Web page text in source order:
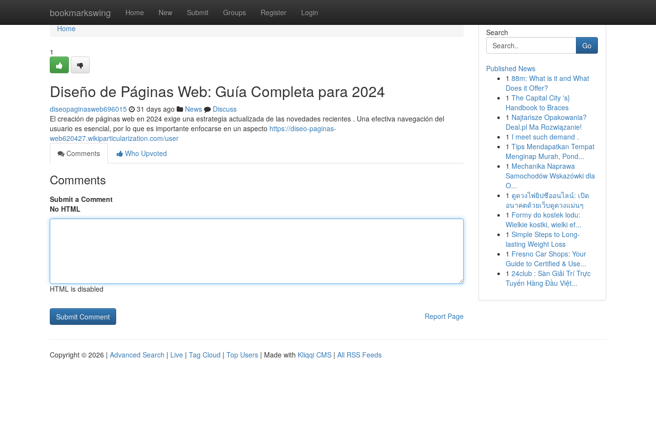
bookmarkswing Home New Submit Groups Register Login
Home
Home
1
Diseño de Páginas Web: Guía Completa para 2024
diseopaginasweb696015 31 days ago News
Discuss
El creación de páginas web en 2024 exige una estrategia actualizada de las novedades recientes . Una efectiva navegación del
usuario es esencial, por lo que es importante enfocarse en un aspecto https://diseo-paginas-
web620427.wikiparticularization.com/user
Comments
Who Upvoted
Comments
Submit a Comment
No HTML
HTML is disabled
Report Page
Search
Go
Published News
1 88m: What is it and What
Does it Offer?
1 The Capital City 's}
Handbook to Braces
1 Najtańsze Opakowania?
Deal.pl Ma Rozwiązanie!
1 I meet such demand .
1 Tips Mendapatkan Tempat
Menginap Murah, Pond...
1 Mechanika Naprawa
Samochodów Wskazówki dla
O...
1 ดูดวงไพ่ยิปซีออนไลน์: เปิด
อนาคตด้วยเว็บดูดวงแม่นๆ
1 Formy do kostek lodu:
Wielkie kostki, wielki ef...
1 Simple Steps to Long-
lasting Weight Loss
1 Fresno Car Shops: Your
Guide to Certified & Use...
1 24club : Sàn Giải Trí Trực
Tuyến Hàng Đầu Việt...
Copyright © 2026 | Advanced Search | Live | Tag Cloud | Top Users | Made with Kliqqi CMS | All RSS Feeds